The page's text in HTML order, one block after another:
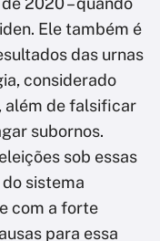
Ele também é
das urnas
considerado
além de falsificar
subornos.
sob essas
sistema
com a forte
para essa